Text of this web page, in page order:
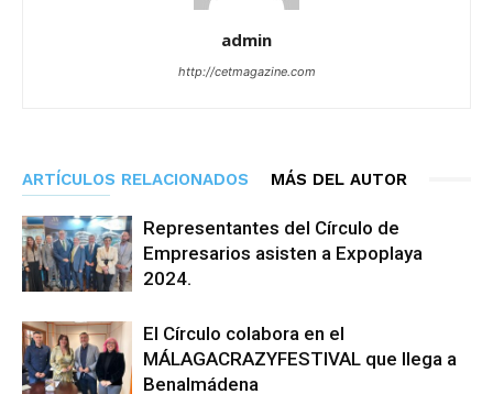
admin
http://cetmagazine.com
ARTÍCULOS RELACIONADOS MÁS DEL AUTOR
Representantes del Círculo de
Empresarios asisten a Expoplaya
2024.
El Círculo colabora en el
MÁLAGACRAZYFESTIVAL que llega a
Benalmádena